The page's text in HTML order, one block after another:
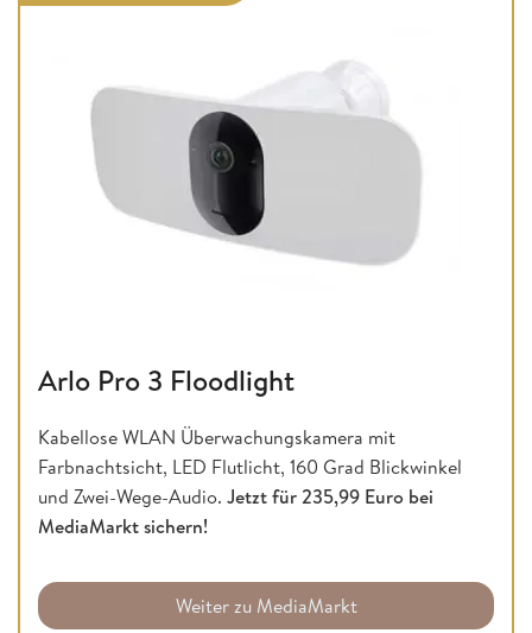
Arlo Pro 3 Floodlight
Kabellose WLAN Überwachungskamera mit
Farbnachtsicht, LED Flutlicht, 160 Grad Blickwinkel
und Zwei-Wege-Audio. Jetzt für 235,99 Euro bei
MediaMarkt sichern!
Weiter zu MediaMarkt